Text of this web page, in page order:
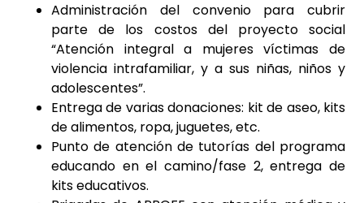
Administración del convenio para cubrir
parte de los costos del proyecto social
“Atención integral a mujeres víctimas de
violencia intrafamiliar, y a sus niñas, niños y
adolescentes”.
Entrega de varias donaciones: kit de aseo, kits
de alimentos, ropa, juguetes, etc.
Punto de atención de tutorías del programa
educando en el camino/fase 2, entrega de
kits educativos.